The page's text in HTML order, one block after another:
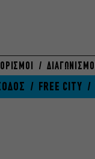
ΔΙΑΓΩΝΙΣΜΟΙ
FREE CITY